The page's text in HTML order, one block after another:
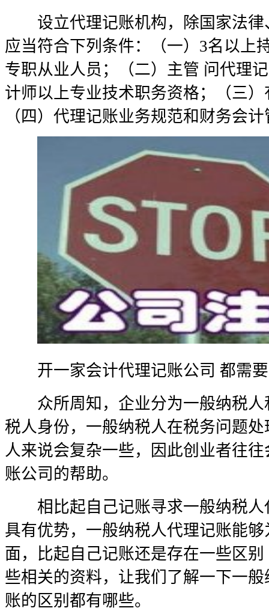
设立代理记账机构，除国家法律
应当符合下列条件：（一）3名以上
专职从业人员；（二）主管 问代理
计师以上专业技术职务资格；（三
（四）代理记账业务规范和财务会
开一家会计代理记账公司 都需要
众所周知，企业分为一般纳税人
税人身份，一般纳税人在税务问题
人来说会复杂一些，因此创业者往
账公司的帮助。
相比起自己记账寻求一般纳税人
具有优势，一般纳税人代理记账能
面，比起自己记账还是存在一些区
些相关的资料，让我们了解一下一
账的区别都有哪些。